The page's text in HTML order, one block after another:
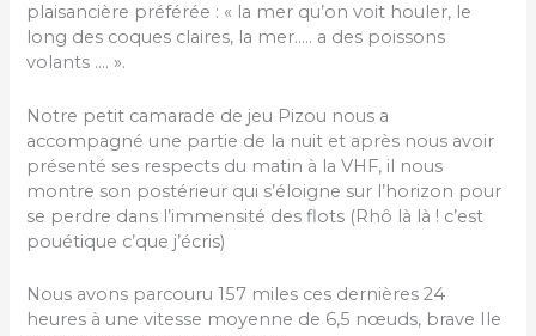
plaisancière préférée : « la mer qu’on voit houler, le
long des coques claires, la mer….. a des poissons
volants …. ».
Notre petit camarade de jeu Pizou nous a
accompagné une partie de la nuit et après nous avoir
présenté ses respects du matin à la VHF, il nous
montre son postérieur qui s’éloigne sur l’horizon pour
se perdre dans l’immensité des flots (Rhô là là ! c’est
pouétique c’que j’écris)
Nous avons parcouru 157 miles ces dernières 24
heures à une vitesse moyenne de 6,5 nœuds, brave Ile